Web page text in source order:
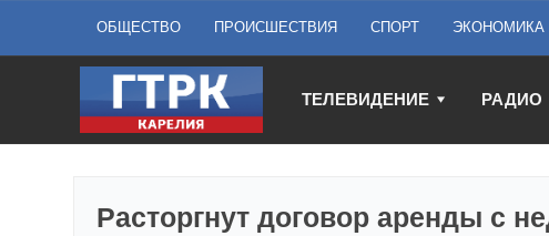
ОБЩЕСТВО ПРОИСШЕСТВИЯ СПОРТ ЭКОНОМИКА
ТЕЛЕВИДЕНИЕ РАДИО
Расторгнут договор аренды с